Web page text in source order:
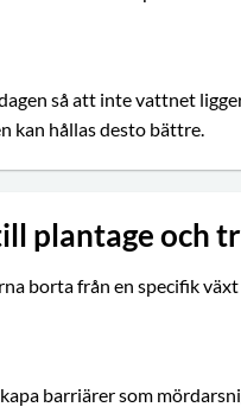
så att inte vattnet
kan hållas desto bättre.
plantage och
borta från en specifik
barriärer som